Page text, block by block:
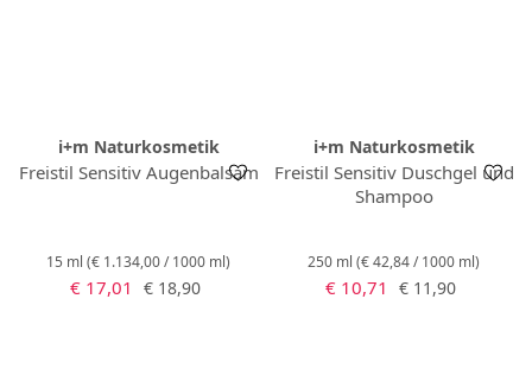
i+m Naturkosmetik
Freistil Sensitiv Augenbalsam
15 ml (€ 1.134,00 / 1000 ml)
Verkaufspreis:
€ 17,01 Regulärer Preis:
€ 18,90
i+m Naturkosmetik
Freistil Sensitiv Duschgel und
Shampoo
250 ml (€ 42,84 / 1000 ml)
Verkaufspreis:
€ 10,71 Regulärer Preis:
€ 11,90